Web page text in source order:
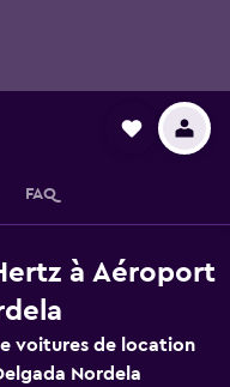
FAQ
à Aéroport
voitures de location
Nordela